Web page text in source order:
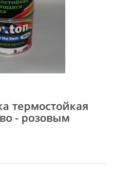
термостойкая
- розовым